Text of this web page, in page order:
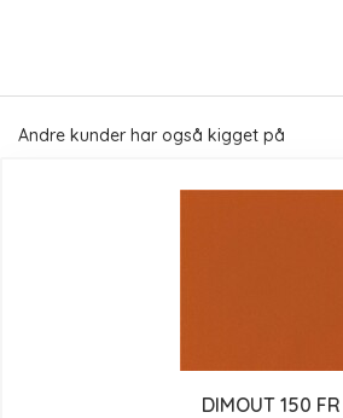
Andre kunder har også kigget på
DIMOUT 150 FR